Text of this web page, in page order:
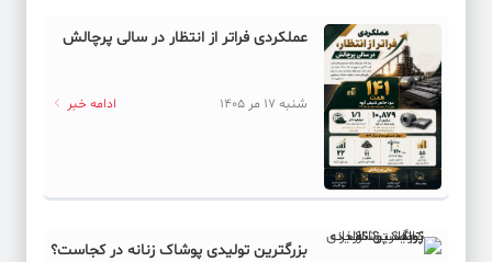
عملکردی فراتر از انتظار در سالی پرچالش
شنبه 17 مر 1405 ادامه خبر
بزرگترین تولیدی پوشاک زنانه در کجاست؟